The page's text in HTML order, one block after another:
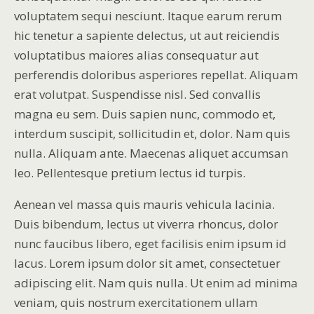
voluptatem sequi nesciunt. Itaque earum rerum
hic tenetur a sapiente delectus, ut aut reiciendis
voluptatibus maiores alias consequatur aut
perferendis doloribus asperiores repellat. Aliquam
erat volutpat. Suspendisse nisl. Sed convallis
magna eu sem. Duis sapien nunc, commodo et,
interdum suscipit, sollicitudin et, dolor. Nam quis
nulla. Aliquam ante. Maecenas aliquet accumsan
leo. Pellentesque pretium lectus id turpis.
Aenean vel massa quis mauris vehicula lacinia.
Duis bibendum, lectus ut viverra rhoncus, dolor
nunc faucibus libero, eget facilisis enim ipsum id
lacus. Lorem ipsum dolor sit amet, consectetuer
adipiscing elit. Nam quis nulla. Ut enim ad minima
veniam, quis nostrum exercitationem ullam